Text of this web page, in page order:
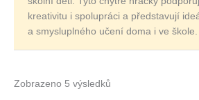
kreativitu i spolupráci a představují
a smysluplného učení doma i ve škole.
Zobrazeno 5 výsledků